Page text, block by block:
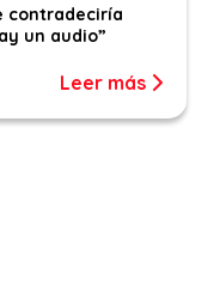
contradeciría
un audio”
Leer más